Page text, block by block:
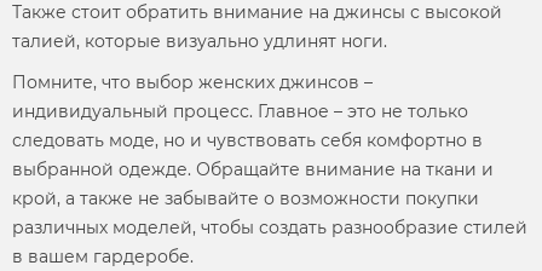
Также стоит обратить внимание на джинсы с высокой
талией, которые визуально удлинят ноги.
Помните, что выбор женских джинсов –
индивидуальный процесс. Главное – это не только
следовать моде, но и чувствовать себя комфортно в
выбранной одежде. Обращайте внимание на ткани и
крой, а также не забывайте о возможности покупки
различных моделей, чтобы создать разнообразие стилей
в вашем гардеробе.